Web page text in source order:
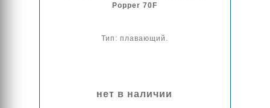
Popper 70F
Тип: плавающий.
нет в наличии